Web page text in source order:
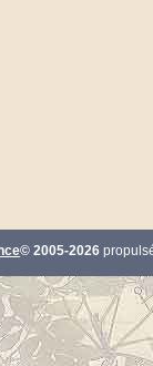
© 2005-2026